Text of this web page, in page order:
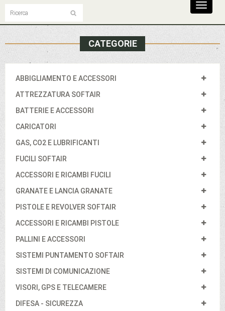
Toggle
CATEGORIE
ABBIGLIAMENTO E ACCESSORI
ATTREZZATURA SOFTAIR
BATTERIE E ACCESSORI
CARICATORI
GAS, CO2 E LUBRIFICANTI
FUCILI SOFTAIR
ACCESSORI E RICAMBI FUCILI
GRANATE E LANCIA GRANATE
PISTOLE E REVOLVER SOFTAIR
ACCESSORI E RICAMBI PISTOLE
PALLINI E ACCESSORI
SISTEMI PUNTAMENTO SOFTAIR
SISTEMI DI COMUNICAZIONE
VISORI, GPS E TELECAMERE
DIFESA - SICUREZZA